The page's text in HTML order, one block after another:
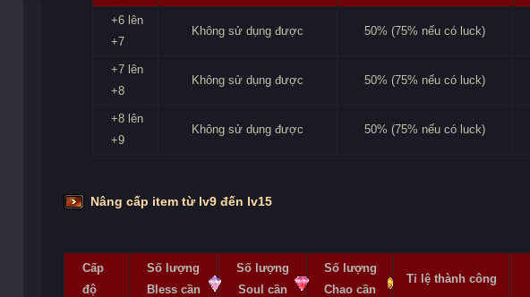
+6 lên
+7
Không sử dụng được 50% (75% nếu có luck)
+7 lên
+8
Không sử dụng được 50% (75% nếu có luck)
+8 lên
+9
Không sử dụng được 50% (75% nếu có luck)
Nâng cấp item từ lv9 đến lv15
Cấp
độ
Số lượng
Bless cần
Số lượng
Soul cần
Số lượng
Chao cần
Tỉ lệ thành công